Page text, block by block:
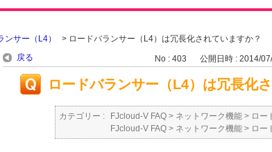
ンサー（L4） > ロードバランサー（L4）は冗長化されていますか？
戻る No : 403 公開日時 : 2014/
ロードバランサー（L4）は冗長化
カテゴリー : FJcloud-V FAQ > ネットワーク機能 > ロー
FJcloud-V FAQ > ネットワーク機能 > ロー